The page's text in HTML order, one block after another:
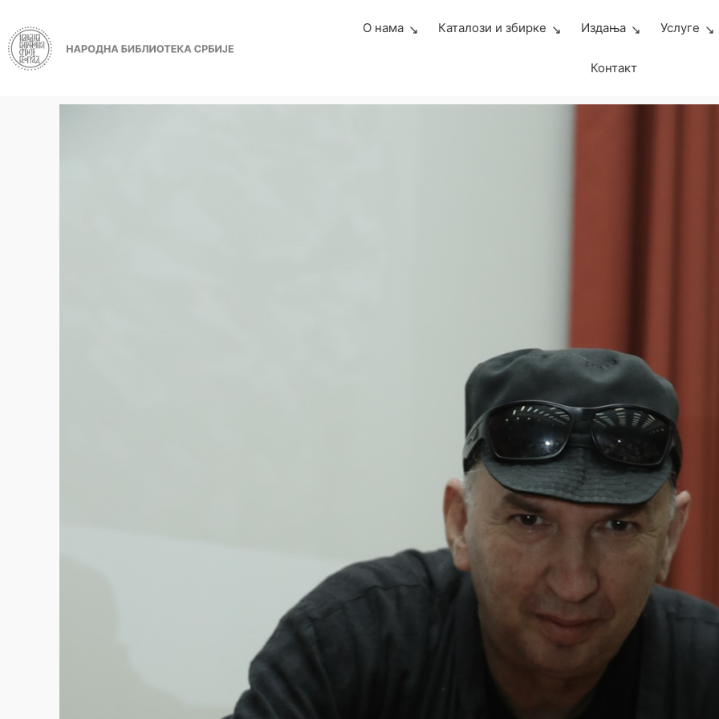
О нама Каталози и збирке Издања Услуге
Контакт